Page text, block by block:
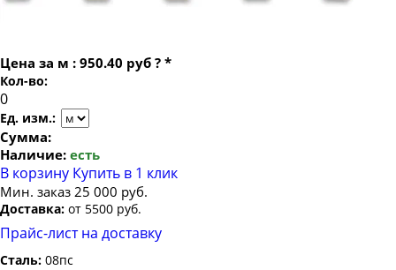
Цена за м : 950.40 руб ? *
Кол-во:
Ед. изм.:
Сумма:
Наличие: есть
В корзину Купить в 1 клик
Мин. заказ 25 000 руб.
Доставка: от 5500 руб.
Прайс-лист на доставку
Сталь: 08пс